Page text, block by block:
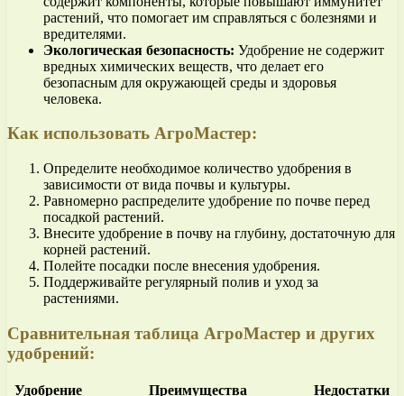
растений, что помогает им справляться с болезнями и
вредителями.
Экологическая безопасность: Удобрение не содержит
вредных химических веществ, что делает его
безопасным для окружающей среды и здоровья
человека.
Как использовать АгроМастер:
Определите необходимое количество удобрения в
зависимости от вида почвы и культуры.
Равномерно распределите удобрение по почве перед
посадкой растений.
Внесите удобрение в почву на глубину, достаточную для
корней растений.
Полейте посадки после внесения удобрения.
Поддерживайте регулярный полив и уход за
растениями.
Сравнительная таблица АгроМастер и других
удобрений:
Удобрение Преимущества Недостатки